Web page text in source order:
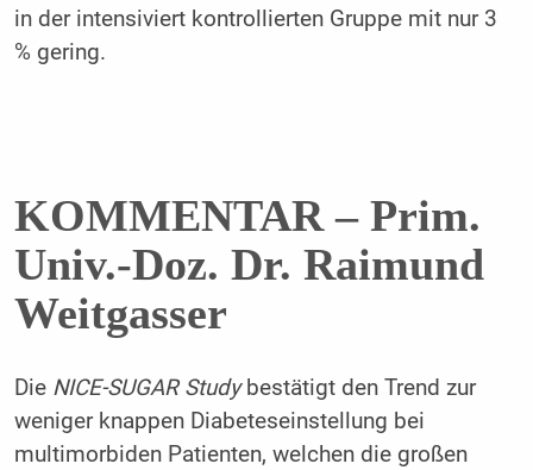
in der intensiviert kontrollierten Gruppe mit nur 3
% gering.
KOMMENTAR – Prim.
Univ.-Doz. Dr. Raimund
Weitgasser
Die NICE-SUGAR Studybestätigt den Trend zur
weniger knappen Diabeteseinstellung bei
multimorbiden Patienten, welchen die großen